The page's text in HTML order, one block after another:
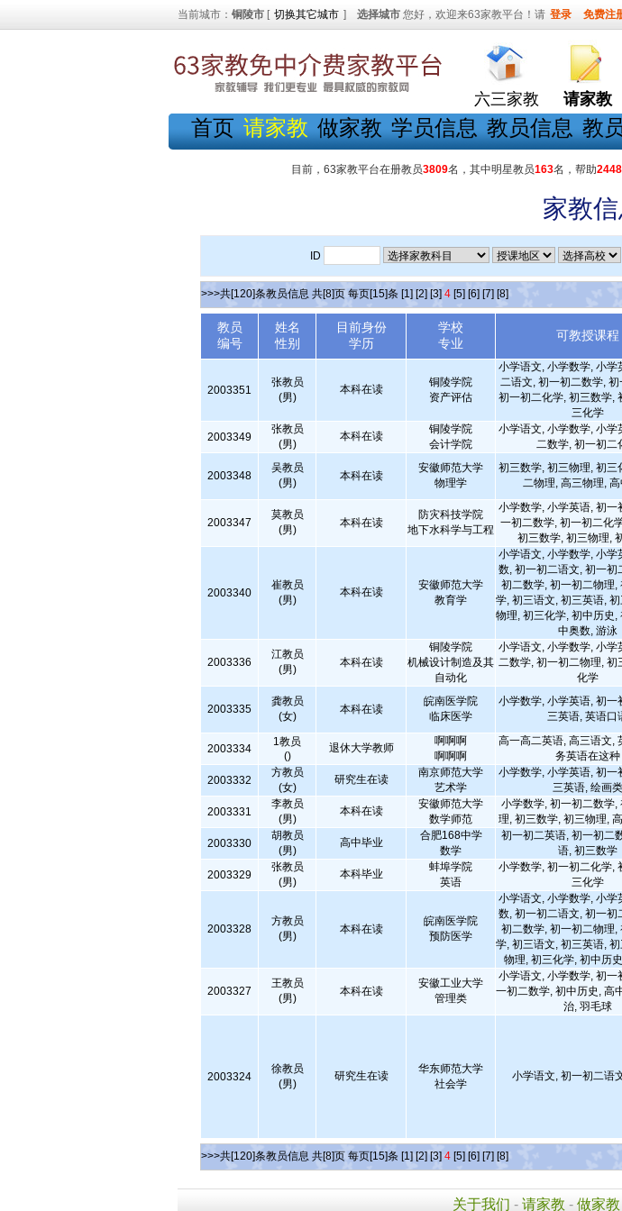
当前城市： 铜陵市 [ 切换其它城市 ] 选择城市 您好，欢迎来63家教平台！请 登录 免费注
六三家教 请家教
首页 请家教 做家教 学员信息 教员信息 教
目前，63家教平台在册教员3809名，其中明星教员163名，帮助2448
家教
ID
>>>共[120]条教员信息 共[8]页 每页[15]条 [1] [2] [3] 4 [5] [6] [7] [8]
教员
编号
姓名
性别
目前身份
学历
学校
专业
可教授课程
2003351
张教员
(男)
本科在读
铜陵学院
资产评估
小学语文, 小学数学, 小学
二语文, 初一初二数学,
初一初二化学, 初三数学,
三化学
2003349
张教员
(男)
本科在读
铜陵学院
会计学院
小学语文, 小学数学, 小学
二数学, 初一初二
2003348
吴教员
(男)
本科在读
安徽师范大学
物理学
初三数学, 初三物理, 初三
二物理, 高三物理,
2003347
莫教员
(男)
本科在读
防灾科技学院
地下水科学与工程
小学数学, 小学英语, 初一
一初二数学, 初一初二化
初三数学, 初三物理,
2003340
崔教员
(男)
本科在读
安徽师范大学
教育学
小学语文, 小学数学, 小学
数, 初一初二语文, 初一初
初二数学, 初一初二物理,
学, 初三语文, 初三英语,
物理, 初三化学, 初中历史,
中奥数, 游泳
2003336
江教员
(男)
本科在读
铜陵学院
机械设计制造及其
自动化
小学语文, 小学数学, 小学
二数学, 初一初二物理, 初
化学
2003335
龚教员
(女)
本科在读
皖南医学院
临床医学
小学数学, 小学英语, 初一
三英语, 英语口
2003334
1教员
()
退休大学教师
啊啊啊
啊啊啊
高一高二英语, 高三语文,
务英语在这种
2003332
方教员
(女)
研究生在读
南京师范大学
艺术学
小学数学, 小学英语, 初一
三英语, 绘画类
2003331
李教员
(男)
本科在读
安徽师范大学
数学师范
小学数学, 初一初二数学,
理, 初三数学, 初三物理,
2003330
胡教员
(男)
高中毕业
合肥168中学
数学
初一初二英语, 初一初二
语, 初三数学
2003329
张教员
(男)
本科毕业
蚌埠学院
英语
小学数学, 初一初二化学,
三化学
2003328
方教员
(男)
本科在读
皖南医学院
预防医学
小学语文, 小学数学, 小学
数, 初一初二语文, 初一初
初二数学, 初一初二物理,
学, 初三语文, 初三英语,
物理, 初三化学, 初中历
2003327
王教员
(男)
本科在读
安徽工业大学
管理类
小学语文, 小学数学, 初一
一初二数学, 初中历史, 高
治, 羽毛球
2003324
徐教员
(男)
研究生在读
华东师范大学
社会学
小学语文, 初一初二语
>>>共[120]条教员信息 共[8]页 每页[15]条 [1] [2] [3] 4 [5] [6] [7] [8]
关于我们 - 请家教 - 做家教